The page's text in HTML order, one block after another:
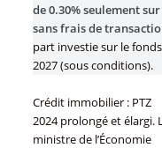
de 0.30% seulement
sans frais de
part investie sur le
2027 (sous conditions).
Crédit immobilier : PTZ
2024 prolongé et élargi.
ministre de l’Économie